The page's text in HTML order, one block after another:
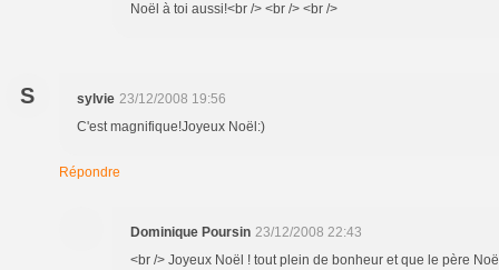
Noël à toi aussi!<br /> <br /> <br />
S sylvie 23/12/2008 19:56
C'est magnifique!Joyeux Noël:)
Répondre
Dominique Poursin 23/12/2008 22:43
<br /> Joyeux Noël ! tout plein de bonheur et que le père